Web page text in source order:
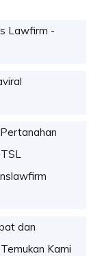
Lawfirm -
dan
Kami